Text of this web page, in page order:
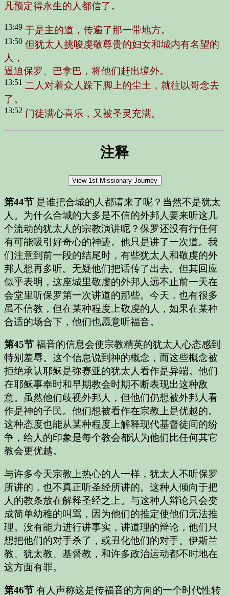
凡预定得永生的人都信了。
13:49 于是主的道，传遍了那一带地方。
13:50 但犹太人挑唆虔敬尊贵的妇女和城内有名望的
人，
逼迫保罗、巴拿巴，将他们赶出境外。
13:51 二人对着众人跺下脚上的尘土，就往以哥念去
了。
13:52 门徒满心喜乐，又被圣灵充满。
注释
第44节 是谁把合城的人都请来了呢？当然不是犹太
人。为什么合城的大多是不信的外邦人要来听这几
个流动的犹太人的宗教演讲呢？保罗还没有行任何
有可能吸引好奇心的神迹。他只是讲了一次道。我
们注意到前一段的结尾时，有些犹太人和敬虔的外
邦人想再多听。无疑他们把话传了出去。但其回应
似乎表明，这座城里敬虔的外邦人远不止前一天在
会堂里听保罗第一次讲道的那些。今天，也有很多
虽不信教，但在某种程度上敬虔的人，如果在某种
合适的场合下，他们也愿意听福音。
第45节 福音的信息会使宗教精英的犹太人心态感到
特别羞辱。这个信息说到神的概念，而这些概念被
拒绝承认耶稣是弥赛亚的犹太人看作是异端。他们
在耶稣事奉时和早期教会时期不断表现出这种敌
意。虽然他们歧视外邦人，但他们仍想被外邦人看
作是神的子民。他们想被看作在宗教上是优越的。
这种态度也能从某种程度上解释现代基督徒间的纷
争，给人的印象是每个教会都认为他们比任何其它
教会更优越。
与许多今天宗教上热心的人一样，犹太人不听保罗
所讲的，也不真正听圣经所讲的。这种人倾向于把
人的教条放在解释圣经之上。与这种人辩论只会变
成简单幼稚的叫骂，因为他们的推定使他们无法推
理。没有能力进行讲事实，讲道理的辩论，他们只
想把他们的对手杀了，或丑化他们的对手。伊斯兰
教、犹太教、基督教，和许多政治运动都不时地在
这方面有罪。
第46节 有人声称这是传福音的方向的一个时代性转